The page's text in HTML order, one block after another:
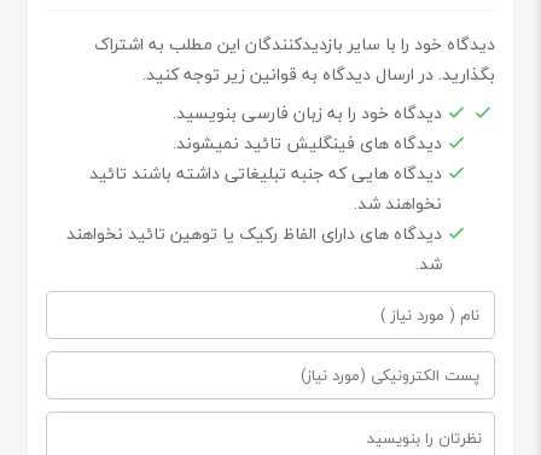
دیدگاه خود را با سایر بازدیدکنندگان این مطلب به اشتراک
بگذارید. در ارسال دیدگاه به قوانین زیر توجه کنید.
دیدگاه خود را به زبان فارسی بنویسید.
دیدگاه های فینگلیش تائید نمیشوند.
دیدگاه هایی که جنبه تبلیغاتی داشته باشند تائید
نخواهند شد.
دیدگاه های دارای الفاظ رکیک یا توهین تائید نخواهند
شد.